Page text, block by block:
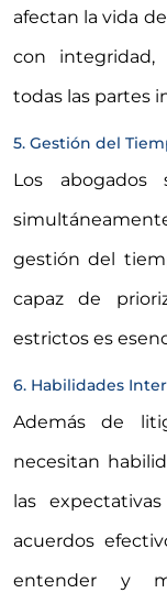
afectan la vida
con integridad,
todas las partes
5. Gestión del
Los abogados
gestión del
capaz de
estrictos es
6. Habilidades
Además de
necesitan
las
acuerdos
entender y